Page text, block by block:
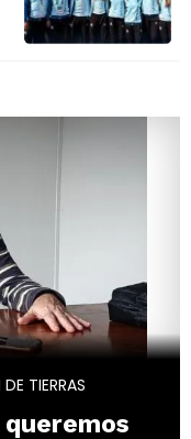
TIERRAS